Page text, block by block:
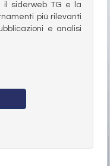
il siderweb TG e la
più rilevanti
e analisi